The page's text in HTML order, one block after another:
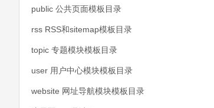
public 公共页面模板目录
rss RSS和sitemap模板目录
topic 专题模块模板目录
user 用户中心模块模板目录
website 网址导航模块模板目录